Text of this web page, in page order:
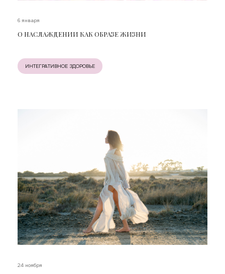
6 января
О НАСЛАЖДЕНИИ КАК ОБРАЗЕ ЖИЗНИ
ИНТЕГРАТИВНОЕ ЗДОРОВЬЕ
24 ноября